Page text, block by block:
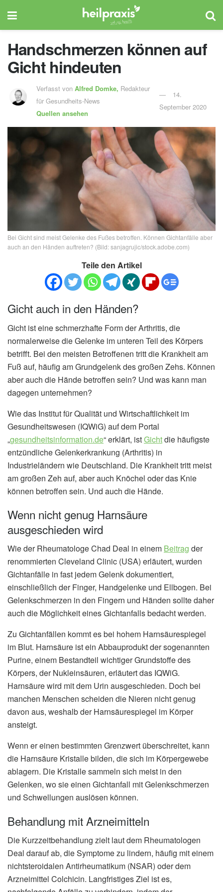
Handschmerzen können auf
Gicht hindeuten
Verfasst vonAlfred Domke, Redakteur
für Gesundheits-News
Quellen ansehen
14.
September 2020
Bei Gicht sind meist Gelenke des Fußes betroffen. Können Gichtanfälle aber
auch an den Händen auftreten? (Bild: sanjagrujic/stock.adobe.com)
Teile den Artikel
Gicht auch in den Händen?
Gicht ist eine schmerzhafte Form der Arthritis, die
normalerweise die Gelenke im unteren Teil des Körpers
betrifft. Bei den meisten Betroffenen tritt die Krankheit am
Fuß auf, häufig am Grundgelenk des großen Zehs. Können
aber auch die Hände betroffen sein? Und was kann man
dagegen unternehmen?
Wie das Institut für Qualität und Wirtschaftlichkeit im
Gesundheitswesen (IQWiG) auf dem Portal
„gesundheitsinformation.de“ erklärt, istGichtdie häufigste
entzündliche Gelenkerkrankung (Arthritis) in
Industrieländern wie Deutschland. Die Krankheit tritt meist
am großen Zeh auf, aber auch Knöchel oder das Knie
können betroffen sein. Und auch die Hände.
Wenn nicht genug Harnsäure
ausgeschieden wird
Wie der Rheumatologe Chad Deal in einem Beitrag der
renommierten Cleveland Clinic (USA) erläutert, wurden
Gichtanfälle in fast jedem Gelenk dokumentiert,
einschließlich der Finger, Handgelenke und Ellbogen. Bei
Gelenkschmerzen in den Fingern und Händen sollte daher
auch die Möglichkeit eines Gichtanfalls bedacht werden.
Zu Gichtanfällen kommt es bei hohem Harnsäurespiegel
im Blut. Harnsäure ist ein Abbauprodukt der sogenannten
Purine, einem Bestandteil wichtiger Grundstoffe des
Körpers, der Nukleinsäuren, erläutert das IQWiG.
Harnsäure wird mit dem Urin ausgeschieden. Doch bei
manchen Menschen scheiden die Nieren nicht genug
davon aus, weshalb der Harnsäurespiegel im Körper
ansteigt.
Wenn er einen bestimmten Grenzwert überschreitet, kann
die Harnsäure Kristalle bilden, die sich im Körpergewebe
ablagern. Die Kristalle sammeln sich meist in den
Gelenken, wo sie einen Gichtanfall mit Gelenkschmerzen
und Schwellungen auslösen können.
Behandlung mit Arzneimitteln
Die Kurzzeitbehandlung zielt laut dem Rheumatologen
Deal darauf ab, die Symptome zu lindern, häufig mit einem
nichtsteroidalen Antirheumatikum (NSAR) oder dem
Arzneimittel Colchicin. Langfristiges Ziel ist es,